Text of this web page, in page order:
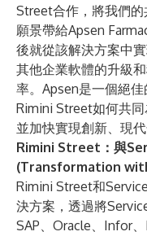
Street合作，將我們的
願景帶給Apsen
後就從該解決方案中
其他企業軟體的升級
率。Apsen是一個絕
Rimini Street如何共同
並加快實現創新、現
Rimini Street：與
(Transformation
Rimini Street和
決方案，透過將
SAP、Oracle、Infor